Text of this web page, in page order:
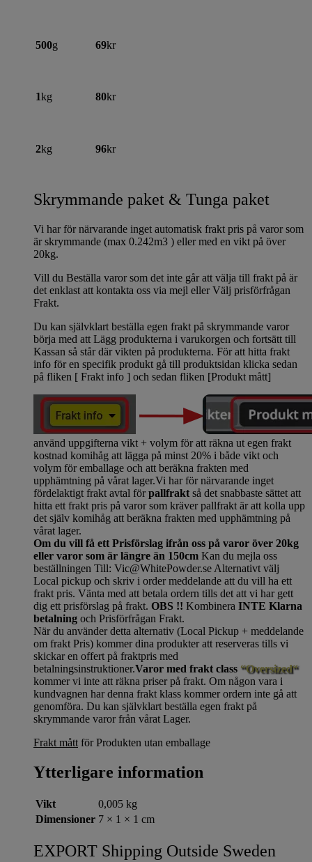
500g 69kr
1kg 80kr
2kg 96kr
Skrymmande paket & Tunga paket
Vi har för närvarande inget automatisk frakt pris på varor som
är skrymmande (max 0.242m3 ) eller med en vikt på över
20kg.
Vill du Beställa varor som det inte går att välja till frakt på är
det enklast att kontakta oss via mejl eller Välj prisförfrågan
Frakt.
Du kan självklart beställa egen frakt på skrymmande varor
börja med att Lägg produkterna i varukorgen och fortsätt till
Kassan så står där vikten på produkterna. För att hitta frakt
info för en specifik produkt gå till produktsidan klicka sedan
på fliken [ Frakt info ] och sedan fliken [Produkt mått]
använd uppgifterna vikt + volym för att räkna ut egen frakt
kostnad komihåg att lägga på minst 20% i både vikt och
volym för emballage och att beräkna frakten med
upphämtning på vårat lager.Vi har för närvarande inget
fördelaktigt frakt avtal förpallfrakt så det snabbaste sättet att
hitta ett frakt pris på varor som kräver pallfrakt är att kolla upp
det själv komihåg att beräkna frakten med upphämtning på
vårat lager.
Om du vill få ett Prisförslag ifrån oss på varor över 20kg
eller varor som är längre än 150cm Kan du mejla oss
beställningen Till: Vic@WhitePowder.se Alternativt välj
Local pickup och skriv i order meddelande att du vill ha ett
frakt pris. Vänta med att betala ordern tills det att vi har gett
dig ett prisförslag på frakt. OBS !! Kombinera INTE Klarna
betalning och Prisförfrågan Frakt.
När du använder detta alternativ (Local Pickup + meddelande
om frakt Pris) kommer dina produkter att reserveras tills vi
skickar en offert på fraktpris med
betalningsinstruktioner.Varor med frakt class “Oversized“
kommer vi inte att räkna priser på frakt. Om någon vara i
kundvagnen har denna frakt klass kommer ordern inte gå att
genomföra. Du kan självklart beställa egen frakt på
skrymmande varor från vårat Lager.
Frakt mått för Produkten utan emballage
Ytterligare information
Vikt
0,005 kg
Dimensioner 7 × 1 × 1 cm
EXPORT Shipping Outside Sweden